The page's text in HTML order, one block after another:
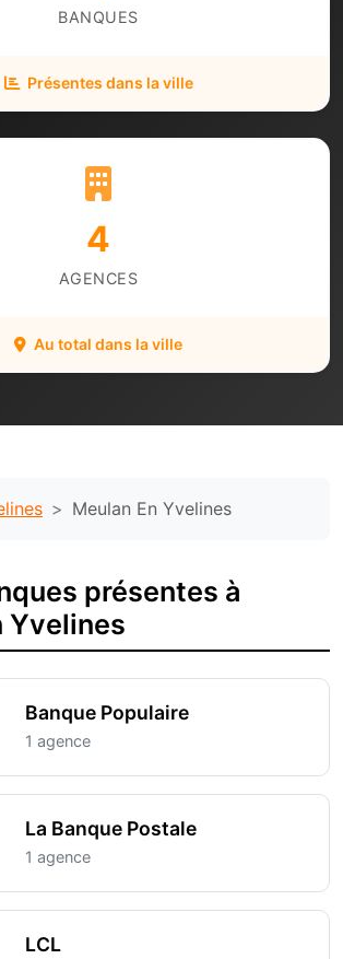
BANQUES
Présentes dans la ville
4
AGENCES
Au total dans la ville
Meulan En Yvelines
présentes à
Yvelines
Banque Populaire
1 agence
La Banque Postale
1 agence
LCL